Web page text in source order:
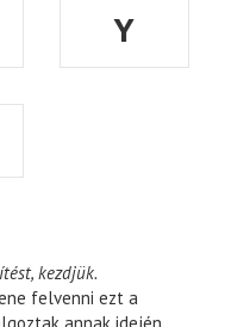
Y
kezdjük.
felvenni ezt a